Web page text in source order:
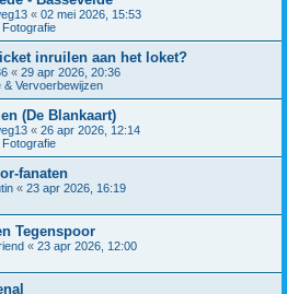
« 02 mei 2026, 15:53
inruilen aan het loket?
« 29 apr 2026, 20:36
& Vervoerbewijzen
(De Blankaart)
« 26 apr 2026, 12:14
fanaten
« 23 apr 2026, 16:19
Tegenspoor
« 23 apr 2026, 12:00